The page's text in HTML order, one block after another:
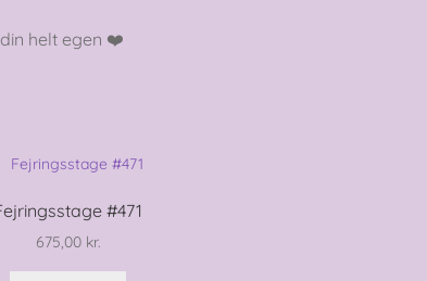
helt egen ❤️
#471
675,00 kr.